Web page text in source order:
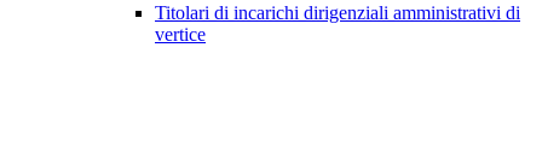
Titolari di incarichi dirigenziali amministrativi di
vertice